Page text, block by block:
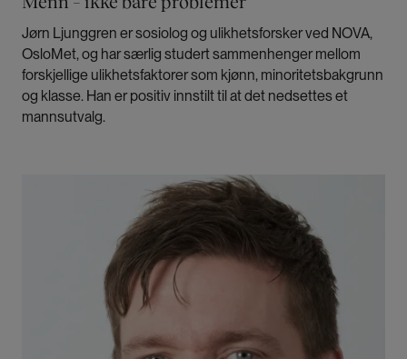
Jørn Ljunggren er sosiolog og ulikhetsforsker ved NOVA,
OsloMet, og har særlig studert sammenhenger mellom
forskjellige ulikhetsfaktorer som kjønn, minoritetsbakgrunn
og klasse. Han er positiv innstilt til at det nedsettes et
mannsutvalg.